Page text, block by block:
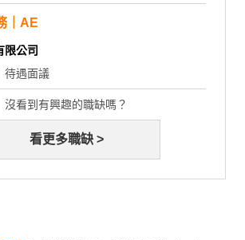
｜AE
限公司
待遇面議
沒看到有興趣的職缺嗎？
看更多職缺 >